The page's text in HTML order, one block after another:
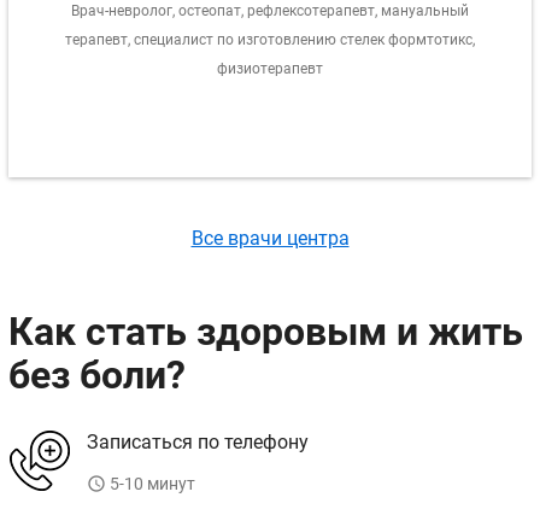
Врач-невролог, остеопат, рефлексотерапевт, мануальный
терапевт, специалист по изготовлению стелек формтотикс,
физиотерапевт
Все врачи центра
Как стать здоровым и жить
без боли?
Записаться по телефону
access_time 5-10 минут